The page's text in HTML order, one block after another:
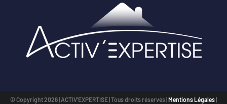
© Copyright2026 | ACTIV'EXPERTISE | Tous droits réservés |Mentions Légales|